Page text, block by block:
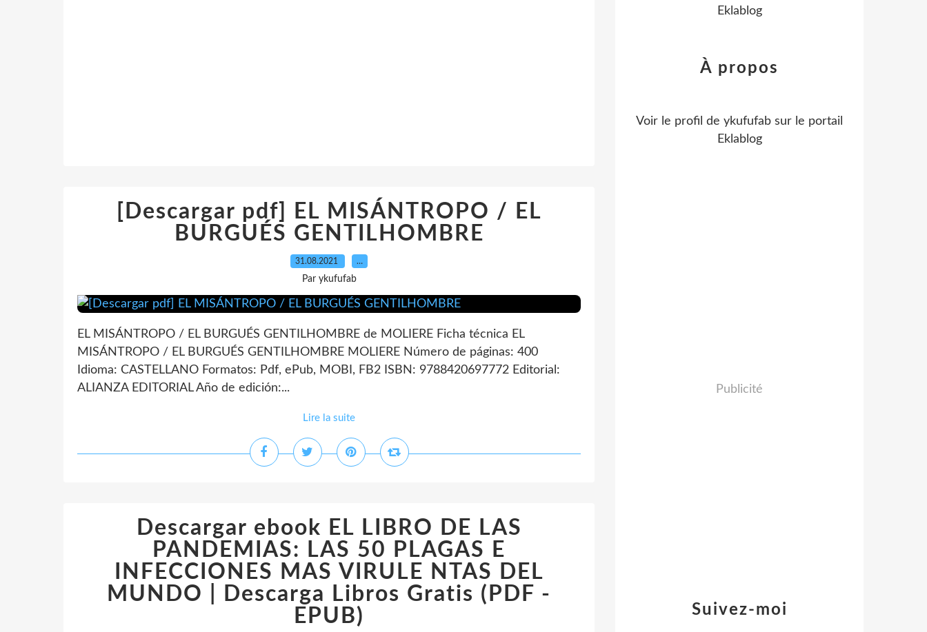
[Descargar pdf] EL MISÁNTROPO / EL
BURGUÉS GENTILHOMBRE
31.08.2021 …
Par ykufufab
EL MISÁNTROPO / EL BURGUÉS GENTILHOMBRE de MOLIERE Ficha técnica EL
MISÁNTROPO / EL BURGUÉS GENTILHOMBRE MOLIERE Número de páginas: 400
Idioma: CASTELLANO Formatos: Pdf, ePub, MOBI, FB2 ISBN: 9788420697772 Editorial:
ALIANZA EDITORIAL Año de edición:...
Lire la suite
Descargar ebook EL LIBRO DE LAS
PANDEMIAS: LAS 50 PLAGAS E
INFECCIONES MAS VIRULE NTAS DEL
MUNDO | Descarga Libros Gratis (PDF -
EPUB)
Eklablog
Suivez-moi
À propos
Voir le profil de ykufufab sur le portail
Eklablog
Publicité